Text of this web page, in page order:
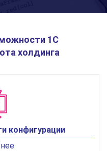
1С
холдинга
конфигурации